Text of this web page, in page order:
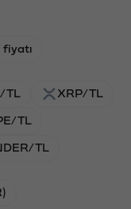
fiyatı
TL XRP/TL
TL
TL